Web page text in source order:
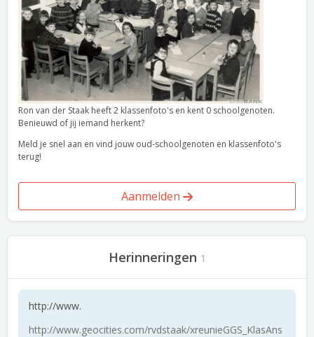
Ron van der Staak heeft 2 klassenfoto's en kent 0 schoolgenoten.
Benieuwd of jij iemand herkent?
Meld je snel aan en vind jouw oud-schoolgenoten en klassenfoto's
terug!
Aanmelden
Herinneringen 1
http://www.
http://www.geocities.com/rvdstaak/xreunieGGS_KlasAns